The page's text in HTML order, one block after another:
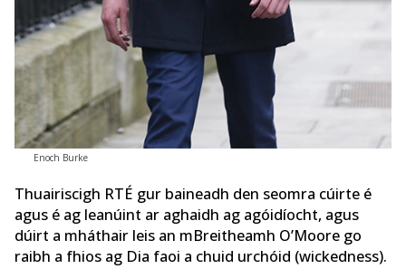
Enoch Burke
Thuairiscigh RTÉ gur baineadh den seomra cúirte é
agus é ag leanúint ar aghaidh ag agóidíocht, agus
dúirt a mháthair leis an mBreitheamh O’Moore go
raibh a fhios ag Dia faoi a chuid urchóid (wickedness).